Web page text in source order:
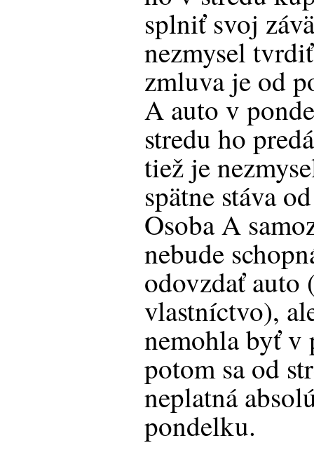
splniť svoj
nezmysel
zmluva je od
A auto v
stredu ho
tiež je
spätne stáva
Osoba A
nebude
odovzdať auto
vlastníctvo),
nemohla byť v
potom sa od
neplatná
pondelku.